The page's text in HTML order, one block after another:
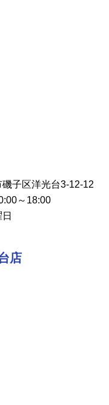
磯子区洋光台3-12-12
～18:00
日
店